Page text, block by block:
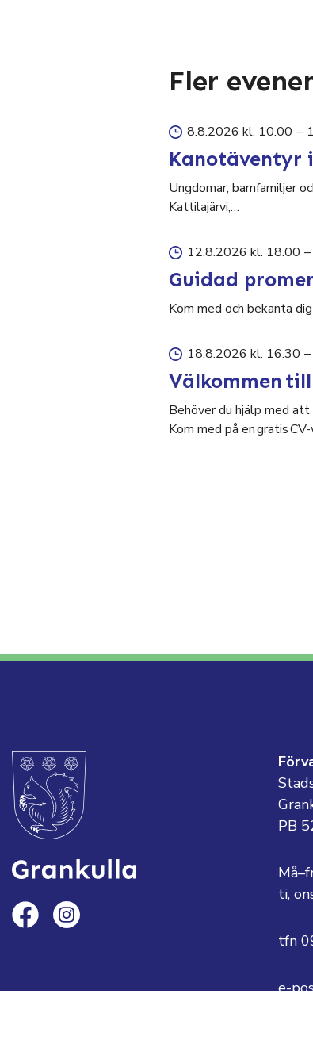
Fler
8.8.2026 kl. 10.00 –
Kanotäventyr
Ungdomar, barnfamiljer
Kattilajärvi,…
12.8.2026 kl. 18.00 –
Guidad
Kom med och bekanta
18.8.2026 kl. 16.30 –
Välkommen
Behöver du hjälp med
Kom med på en gratis
PB
ti,
tfn
e-